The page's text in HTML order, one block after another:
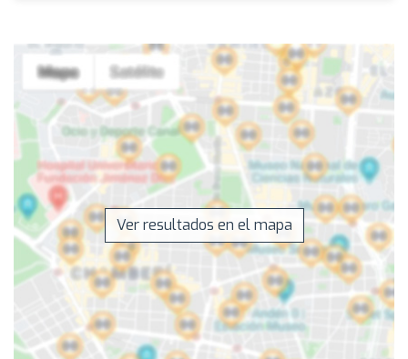
Ver resultados en el mapa